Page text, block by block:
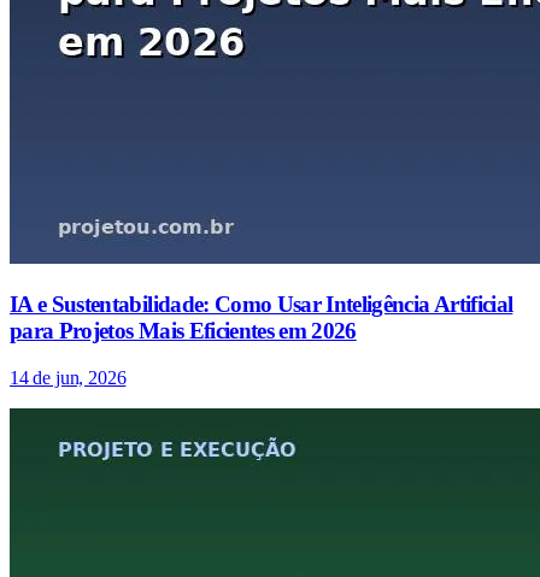
IA e Sustentabilidade: Como Usar Inteligência Artificial
para Projetos Mais Eficientes em 2026
14 de jun, 2026